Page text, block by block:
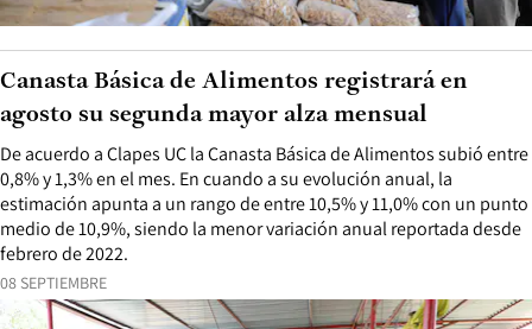
08 SEPTIEMBRE
De acuerdo a Clapes UC la Canasta Básica de Alimentos subió entre
0,8% y 1,3% en el mes. En cuando a su evolución anual, la
estimación apunta a un rango de entre 10,5% y 11,0% con un punto
medio de 10,9%, siendo la menor variación anual reportada desde
febrero de 2022.
Canasta Básica de Alimentos registrará en
agosto su segunda mayor alza mensual